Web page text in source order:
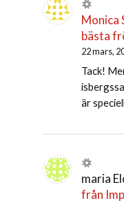
Monica
bästa
22 mars,
Tack!
är
maria
från